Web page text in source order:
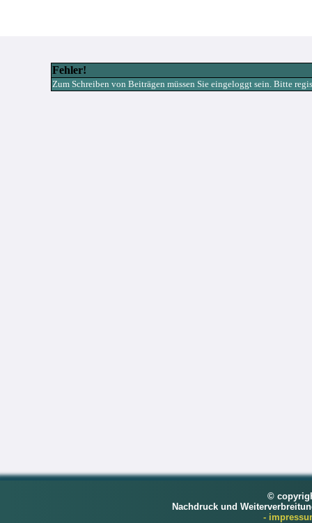
Fehler!
Zum Schreiben von Beiträgen müssen Sie eingeloggt sein. Bitte
©
Nachdruck und
-